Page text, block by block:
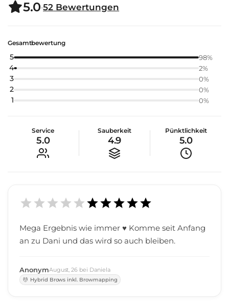
5.0·52 Bewertungen
Gesamtbewertung
5 98%
4 2%
3 0%
2 0%
1 0%
Service
5.0
Sauberkeit
4.9
Pünktlichkeit
5.0
Mega Ergebnis wie immer ♥️ Komme seit Anfang
an zu Dani und das wird so auch bleiben.
AnonymAugust ,26 bei Daniela
Hybrid Brows inkl. Browmapping